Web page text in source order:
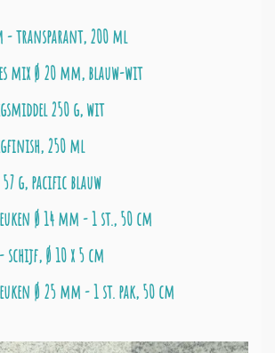
- transparant, 200 ml
mix Ø 20 mm, blauw-wit
250 g, wit
250 ml
g, pacific blauw
Ø 14 mm - 1 st., 50 cm
schijf, Ø 10 x 5 cm
Ø 25 mm - 1 st. pak, 50 cm